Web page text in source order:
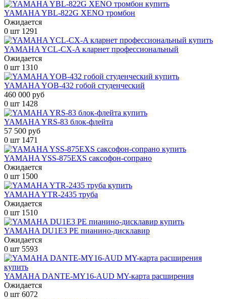
YAMAHA YBL-822G XENO тромбон
Ожидается
0 шт 1291
YAMAHA YCL-CX-A кларнет профессиональный
Ожидается
0 шт 1310
YAMAHA YOB-432 гобой студенческий
460 000 руб
0 шт 1428
YAMAHA YRS-83 блок-флейта
57 500 руб
0 шт 1471
YAMAHA YSS-875EXS саксофон-сопрано
Ожидается
0 шт 1500
YAMAHA YTR-2435 труба
Ожидается
0 шт 1510
YAMAHA DU1E3 PE пианино-дисклавир
Ожидается
0 шт 5593
YAMAHA DANTE-MY16-AUD MY-карта расширения
Ожидается
0 шт 6072